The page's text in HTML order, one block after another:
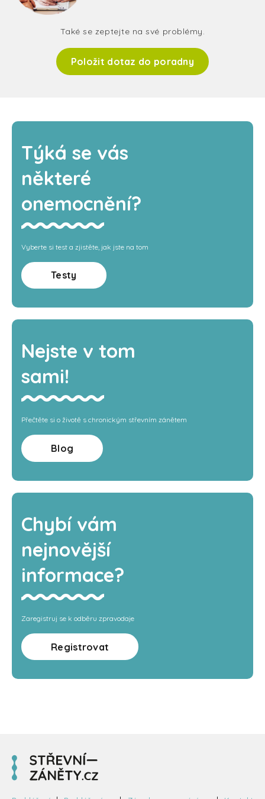
Také se zeptejte na své problémy.
Položit dotaz do poradny
Týká se vás
některé
onemocnění?
Vyberte si test a zjistěte, jak jste na tom
Testy
Nejste v tom
sami!
Přečtěte si o životě s chronickým střevním zánětem
Blog
Chybí vám
nejnovější
informace?
Zaregistruj se k odběru zpravodaje
Registrovat